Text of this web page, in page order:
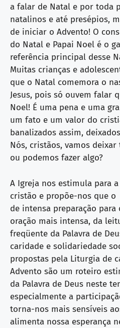
a falar de Natal e por toda
natalinos e até presépios,
de iniciar o Advento! O
do Natal e Papai Noel é o
referência principal desse
Muitas crianças e
que o Natal comemora o
Jesus, pois só ouvem falar
Noel! É uma pena e uma
um fato e um valor do
banalizados assim,
Nós, cristãos, vamos
ou podemos fazer algo?
A Igreja nos estimula para
cristão e propõe-nos que
de intensa preparação para
oração mais intensa, da
freqüente da Palavra de
caridade e solidariedade
propostas pela Liturgia de
Advento são um roteiro
da Palavra de Deus neste
especialmente a
torna-nos mais sensíveis
alimenta nossa esperança